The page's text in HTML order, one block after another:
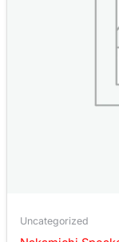
Uncategorized